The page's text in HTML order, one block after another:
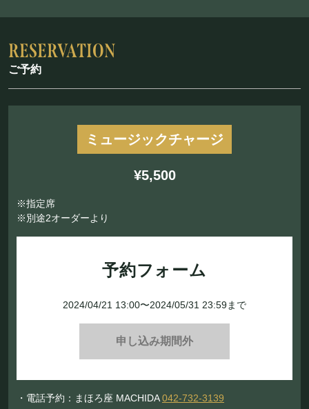
ご予約
ミュージックチャージ
¥5,500
※指定席
※別途2オーダーより
予約フォーム
2024/04/21 13:00〜2024/05/31 23:59まで
申し込み期間外
・電話予約：まほろ座 MACHIDA042-732-3139